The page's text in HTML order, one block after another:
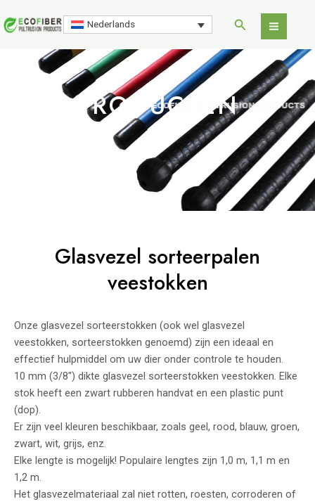
naar
Nederlands Zoeken
Main
Menu
PRODUCTEN
Glasvezel sorteerpalen
veestokken
Onze glasvezel sorteerstokken (ook wel glasvezel
veestokken, sorteerstokken genoemd) zijn een ideaal en
effectief hulpmiddel om uw dier onder controle te houden.
10 mm (3/8″) dikte glasvezel sorteerstokken veestokken. Elke
stok heeft een zwart rubberen handvat en een plastic punt
(dop).
Er zijn veel kleuren beschikbaar, zoals geel, rood, blauw, groen,
zwart, wit, grijs, enz.
Elke lengte is mogelijk! Populaire lengtes zijn 1,0 m, 1,1 m en
1,2 m.
Het glasvezelmateriaal zal niet rotten, roesten, corroderen of